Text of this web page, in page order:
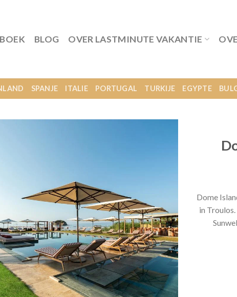
BLOG OVER LASTMINUTE VAKANTIE
SPANJE ITALIE PORTUGAL TURKIJE EGYPTE
Dome
in